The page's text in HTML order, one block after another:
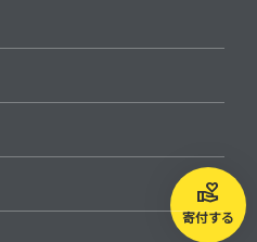
寄付する